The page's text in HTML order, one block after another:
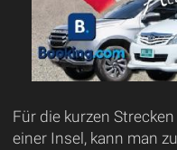
Für die kurzen
einer Insel, kann man